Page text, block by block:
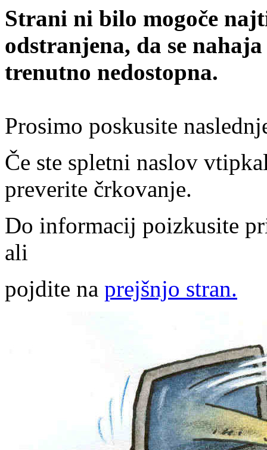
Strani ni bilo mogoče
odstranjena, da se
trenutno nedostopna.
Prosimo poskusite
Če ste spletni naslov
preverite črkovanje.
Do informacij poizkusite
ali
pojdite na prejšnjo stran.